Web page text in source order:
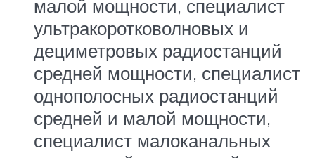
малой мощности, специалист
ультракоротковолновых и
дециметровых радиостанций
средней мощности, специалист
однополосных радиостанций
средней и малой мощности,
специалист малоканальных